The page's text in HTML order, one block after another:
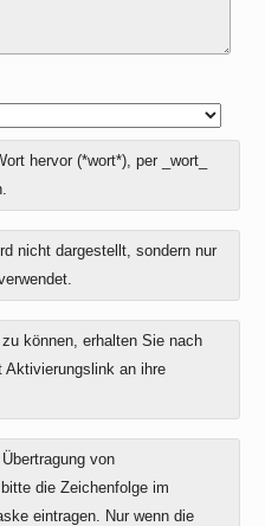
hervor (*wort*), per _wort_
nicht dargestellt, sondern nur
können, erhalten Sie nach
Aktivierungslink an ihre
von
die Zeichenfolge im
eintragen. Nur wenn die